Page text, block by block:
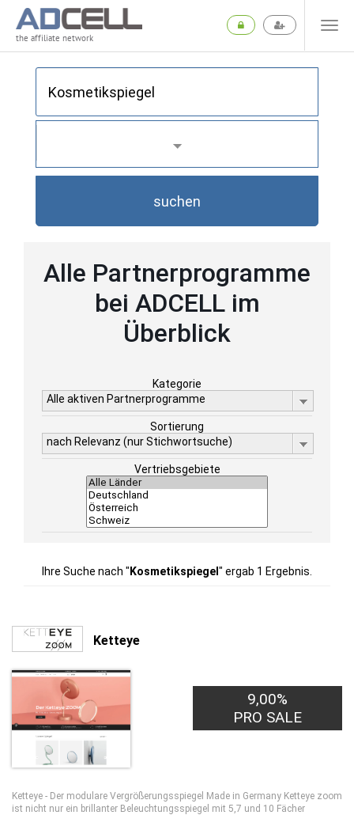
the affiliate network
suchen
Alle Partnerprogramme
bei ADCELL im
Überblick
Kategorie
Alle aktiven Partnerprogramme
Sortierung
nach Relevanz (nur Stichwortsuche)
Vertriebsgebiete
Ihre Suche nach " Kosmetikspiegel " ergab 1 Ergebnis.
Ketteye
9,00%
PRO SALE
Ketteye - Der modulare Vergrößerungsspiegel Made in Germany Ketteye zoom
ist nicht nur ein brillanter Beleuchtungsspiegel mit 5,7 und 10 Fächer